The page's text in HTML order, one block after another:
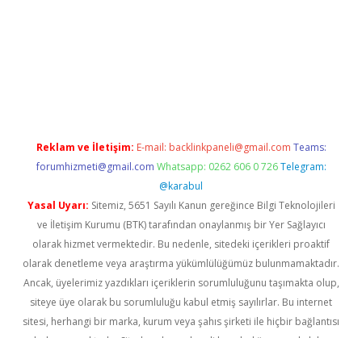
Reklam ve İletişim: E-mail: backlinkpaneli@gmail.com Teams:
forumhizmeti@gmail.com Whatsapp: 0262 606 0 726 Telegram:
@karabul
Yasal Uyarı: Sitemiz, 5651 Sayılı Kanun gereğince Bilgi Teknolojileri
ve İletişim Kurumu (BTK) tarafından onaylanmış bir Yer Sağlayıcı
olarak hizmet vermektedir. Bu nedenle, sitedeki içerikleri proaktif
olarak denetleme veya araştırma yükümlülüğümüz bulunmamaktadır.
Ancak, üyelerimiz yazdıkları içeriklerin sorumluluğunu taşımakta olup,
siteye üye olarak bu sorumluluğu kabul etmiş sayılırlar. Bu internet
sitesi, herhangi bir marka, kurum veya şahıs şirketi ile hiçbir bağlantısı